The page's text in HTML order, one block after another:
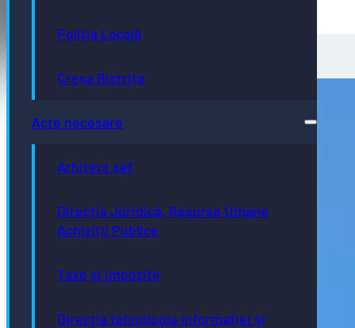
Poliția Locală
Creșa Bistrița
Acte necesare
Arhitect șef
Direcția Juridică, Resurse Umane
Achiziții Publice
Taxe și impozite
Direcția tehnologia informației și